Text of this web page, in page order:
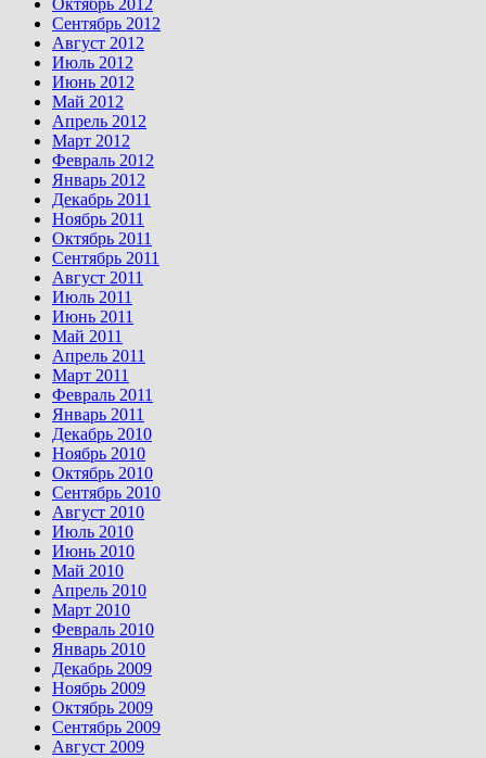
Октябрь 2012
Сентябрь 2012
Август 2012
Июль 2012
Июнь 2012
Май 2012
Апрель 2012
Март 2012
Февраль 2012
Январь 2012
Декабрь 2011
Ноябрь 2011
Октябрь 2011
Сентябрь 2011
Август 2011
Июль 2011
Июнь 2011
Май 2011
Апрель 2011
Март 2011
Февраль 2011
Январь 2011
Декабрь 2010
Ноябрь 2010
Октябрь 2010
Сентябрь 2010
Август 2010
Июль 2010
Июнь 2010
Май 2010
Апрель 2010
Март 2010
Февраль 2010
Январь 2010
Декабрь 2009
Ноябрь 2009
Октябрь 2009
Сентябрь 2009
Август 2009